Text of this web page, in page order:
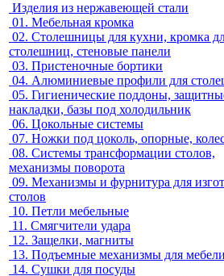
Изделия из нержавеющей стали
01. Мебельная кромка
02. Столешницы для кухни, кромка
столешниц, стеновые панели
03. Пристеночные бортики
04. Алюминиевые профили для
05. Гигиенические поддоны,
накладки, базы под холодильник
06. Цокольные системы
07. Ножки под цоколь, опорные,
08. Системы трансформации столов,
механизмы поворота
09. Механизмы и фурнитура для
столов
10. Петли мебельные
11. Смягчители удара
12. Защелки, магниты
13. Подъемные механизмы для мебели
14. Сушки для посуды